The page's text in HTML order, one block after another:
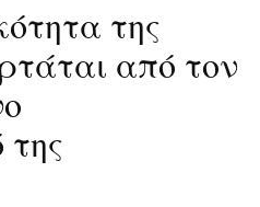
της
από τον
της